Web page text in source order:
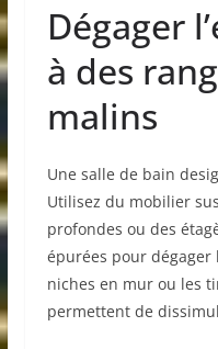
Dégager
à des
malins
Une salle de bain
Utilisez du mobilier
profondes ou des
épurées pour dégager
niches en mur ou les
permettent de